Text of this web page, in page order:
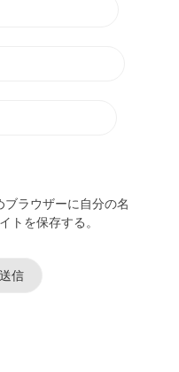
ラウザーに自分の名
トを保存する。